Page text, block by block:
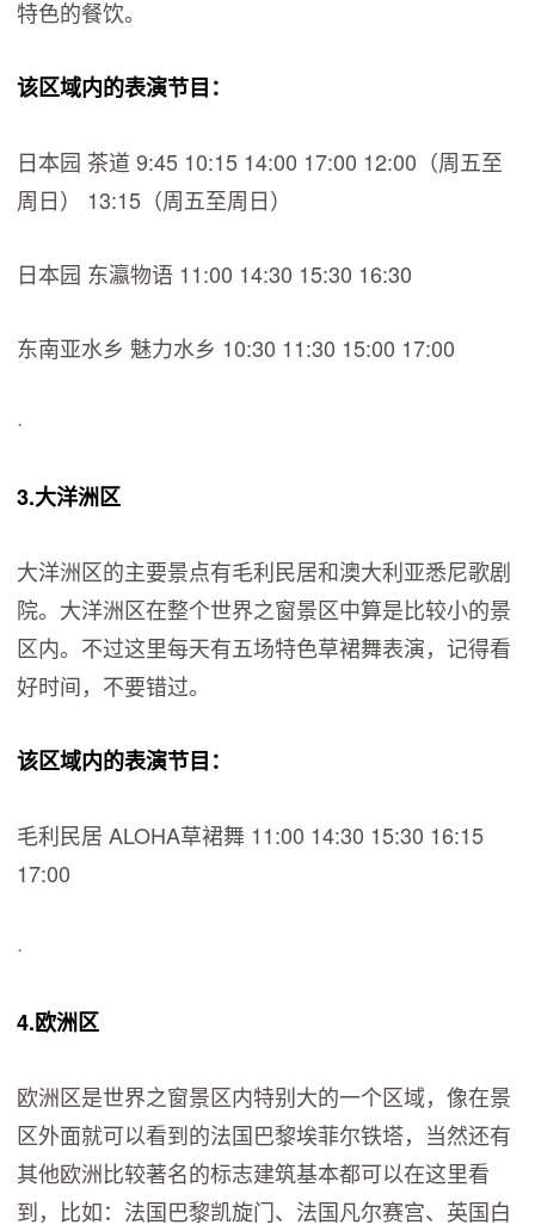
特色的餐饮。
该区域内的表演节目：
日本园 茶道 9:45 10:15 14:00 17:00 12:00（周五至
周日） 13:15（周五至周日）
日本园 东瀛物语 11:00 14:30 15:30 16:30
东南亚水乡 魅力水乡 10:30 11:30 15:00 17:00
·
3.大洋洲区
大洋洲区的主要景点有毛利民居和澳大利亚悉尼歌剧
院。大洋洲区在整个世界之窗景区中算是比较小的景
区内。不过这里每天有五场特色草裙舞表演，记得看
好时间，不要错过。
该区域内的表演节目：
毛利民居 ALOHA草裙舞 11:00 14:30 15:30 16:15
17:00
·
4.欧洲区
欧洲区是世界之窗景区内特别大的一个区域，像在景
区外面就可以看到的法国巴黎埃菲尔铁塔，当然还有
其他欧洲比较著名的标志建筑基本都可以在这里看
到，比如：法国巴黎凯旋门、法国凡尔赛宫、英国白